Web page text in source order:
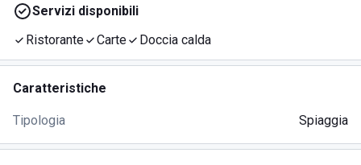
Servizi disponibili
Ristorante
Carte Doccia calda
Caratteristiche
Tipologia Spiaggia